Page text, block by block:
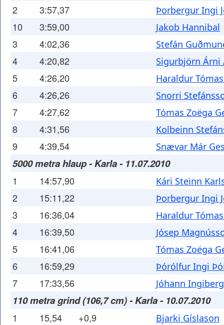
2 3:57,37 Þorbergur Ingi
10 3:59,00 Jakob Hannibal
3 4:02,36 Stefán
4 4:20,82 Sigurbjörn
5 4:26,20 Haraldur
6 4:26,26 Snorri
7 4:27,62 Tómas Zoëga
8 4:31,56 Kolbeinn
9 4:39,54 Snævar Már
5000 metra hlaup - Karla - 11.07.2010
1 14:57,90 Kári Steinn
2 15:11,22 Þorbergur Ingi
3 16:36,04 Haraldur
4 16:39,50 Jósep
5 16:41,06 Tómas Zoëga
6 16:59,29 Þórólfur Ingi
7 17:33,56 Jóhann
110 metra grind (106,7 cm) - Karla - 10.07.2010
1 15,54 +0,9 Bjarki Gíslason